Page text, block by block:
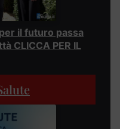
il futuro passa
CLICCA PER IL